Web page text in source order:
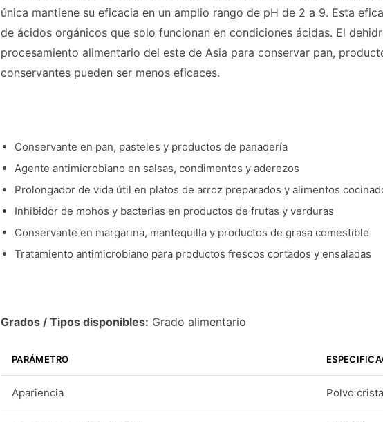
única mantiene su eficacia en un amplio rango de pH de 2 a 9. Esta
de ácidos orgánicos que solo funcionan en condiciones ácidas. El
procesamiento alimentario del este de Asia para conservar pan,
conservantes pueden ser menos eficaces.
Conservante en pan, pasteles y productos de panadería
Agente antimicrobiano en salsas, condimentos y aderezos
Prolongador de vida útil en platos de arroz preparados y alimentos
Inhibidor de mohos y bacterias en productos de frutas y verduras
Conservante en margarina, mantequilla y productos de grasa comestible
Tratamiento antimicrobiano para productos frescos cortados y ensaladas
Grados / Tipos disponibles: Grado alimentario
PARÁMETRO
Apariencia Polvo